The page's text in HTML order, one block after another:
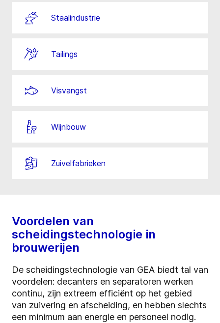
Staalindustrie
Tailings
Visvangst
Wijnbouw
Zuivelfabrieken
Voordelen van
scheidingstechnologie in
brouwerijen
De scheidingstechnologie van GEA biedt tal van
voordelen: decanters en separatoren werken
continu, zijn extreem efficiënt op het gebied
van zuivering en afscheiding, en hebben slechts
een minimum aan energie en personeel nodig.